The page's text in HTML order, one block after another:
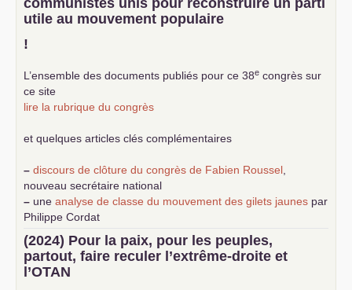
utile au mouvement populaire
!
L’ensemble des documents publiés pour ce 38e congrès sur
ce site
lire la rubrique du congrès
et quelques articles clés complémentaires
– discours de clôture du congrès de Fabien Roussel
nouveau secrétaire national
– une analyse de classe du mouvement des gilets jaunes par
Philippe Cordat
–
un texte de Jean-Claude Delaunay
le marxisme est la
science sociale de notre temps
–un appel proposé aux partis communistes et ouvrier
d’Europe
(2024) Pour la paix, pour les peuples,
partout, faire reculer l’extrême-droite et
l’OTAN